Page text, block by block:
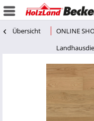
Übersicht ONLINE